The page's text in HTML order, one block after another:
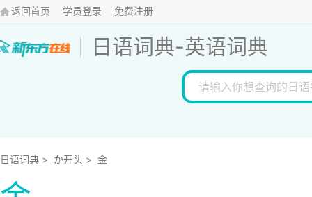
返回首页 学员登录 免费注册
日语词典-英语词典
日语词典 > か开头 > 金